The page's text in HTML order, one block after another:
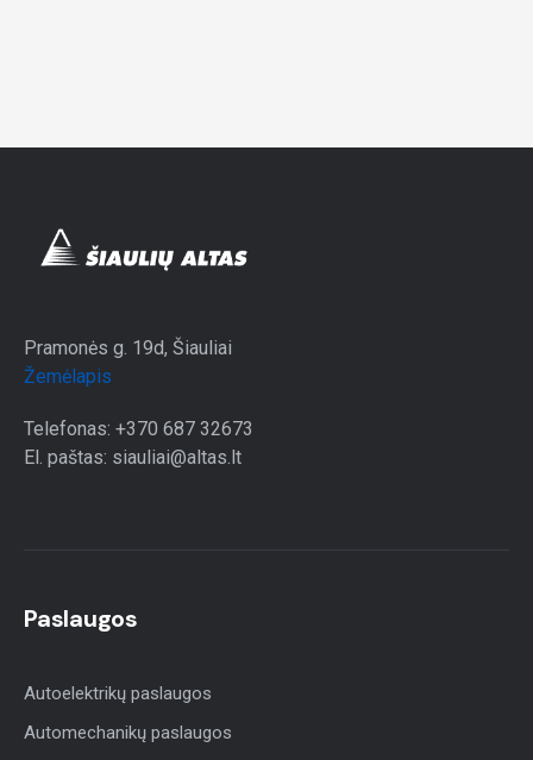
Pramonės g. 19d, Šiauliai
Žemėlapis
Telefonas: +370 687 32673
El. paštas: siauliai@altas.lt
Paslaugos
Autoelektrikų paslaugos
Automechanikų paslaugos